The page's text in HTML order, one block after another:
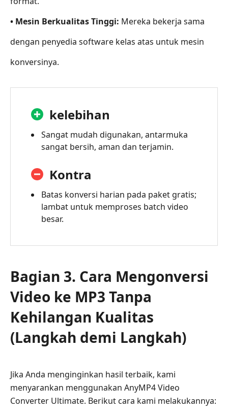
• Mesin Berkualitas Tinggi: Mereka bekerja sama
dengan penyedia software kelas atas untuk mesin
konversinya.
kelebihan
Sangat mudah digunakan, antarmuka
sangat bersih, aman dan terjamin.
Kontra
Batas konversi harian pada paket gratis;
lambat untuk memproses batch video
besar.
Bagian 3. Cara Mengonversi
Video ke MP3 Tanpa
Kehilangan Kualitas
(Langkah demi Langkah)
Jika Anda menginginkan hasil terbaik, kami
menyarankan menggunakan AnyMP4 Video
Converter Ultimate. Berikut cara kami melakukannya: